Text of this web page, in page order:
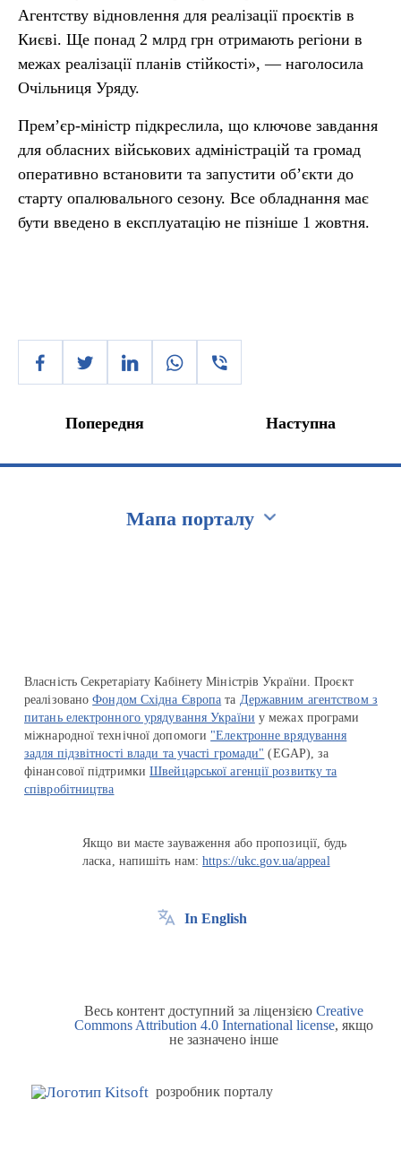
Агентству відновлення для реалізації проєктів в
Києві. Ще понад 2 млрд грн отримають регіони в
межах реалізації планів стійкості», — наголосила
Очільниця Уряду.
Прем’єр-міністр підкреслила, що ключове завдання
для обласних військових адміністрацій та громад
оперативно встановити та запустити обʼєкти до
старту опалювального сезону. Все обладнання має
бути введено в експлуатацію не пізніше 1 жовтня.
Попередня Наступна
Мапа порталу
Власність Секретаріату Кабінету Міністрів України. Проєкт
реалізованоФондом Східна Європа та Державним агентством з
питань електронного урядування України у межах програми
міжнародної технічної допомоги "Електронне врядування
задля підзвітності влади та участі громади" (EGAP), за
фінансової підтримкиШвейцарської агенції розвитку та
співробітництва
Якщо ви маєте зауваження або пропозиції, будь
ласка, напишіть нам:https://ukc.gov.ua/appeal
In English
Весь контент доступний за ліцензією Creative
Commons Attribution 4.0 International license, якщо
не зазначено інше
розробник порталу